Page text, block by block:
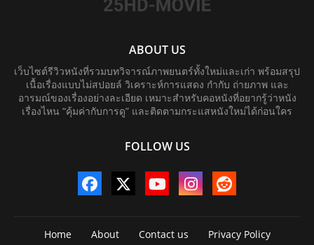
ABOUT US
เว็บไซต์รีวิวหนังที่รวมบทวิจารณ์ภาพยนตร์ทั้งใหม่และเก่า พร้อมสรุป
เนื้อเรื่องแบบไม่สปอยล์ วิเคราะห์การแสดง กำกับ ถ่ายภาพ และ
อารมณ์ของเรื่องอย่างละเอียด เหมาะสำหรับคอหนังที่อยากรู้ว่าหนัง
เรื่องไหน “คุ้มค่ากับการดู” และติดตามกระแสหนังใหม่ได้ก่อนใคร
FOLLOW US
Home About Contact us Privacy Policy